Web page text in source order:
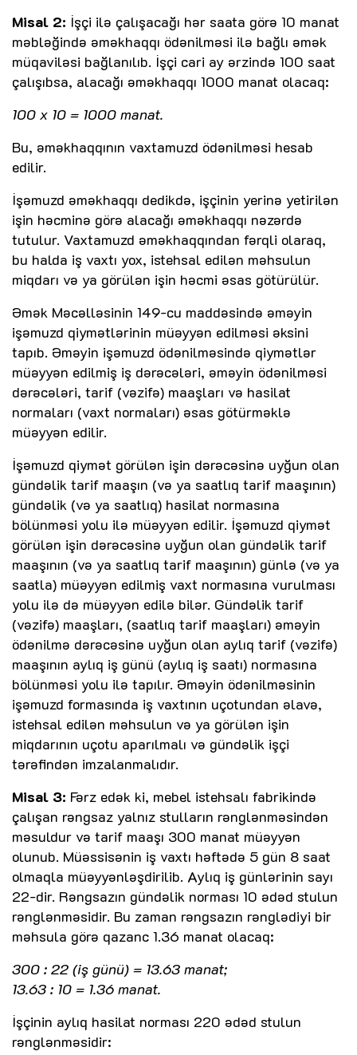
Misal 2: İşçi ilə çalışacağı hər saata görə 10 manat
məbləğində əməkhaqqı ödənilməsi ilə bağlı əmək
müqaviləsi bağlanılıb. İşçi cari ay ərzində 100 saat
çalışıbsa, alacağı əməkhaqqı 1000 manat olacaq:
100 x 10 = 1000 manat.
Bu, əməkhaqqının vaxtamuzd ödənilməsi hesab
edilir.
İşəmuzd əməkhaqqı dedikdə, işçinin yerinə yetirilən
işin həcminə görə alacağı əməkhaqqı nəzərdə
tutulur. Vaxtamuzd əməkhaqqından fərqli olaraq,
bu halda iş vaxtı yox, istehsal edilən məhsulun
miqdarı və ya görülən işin həcmi əsas götürülür.
Əmək Məcəlləsinin 149-cu maddəsində əməyin
işəmuzd qiymətlərinin müəyyən edilməsi əksini
tapıb. Əməyin işəmuzd ödənilməsində qiymətlər
müəyyən edilmiş iş dərəcələri, əməyin ödənilməsi
dərəcələri, tarif (vəzifə) maaşları və hasilat
normaları (vaxt normaları) əsas götürməklə
müəyyən edilir.
İşəmuzd qiymət görülən işin dərəcəsinə uyğun olan
gündəlik tarif maaşın (və ya saatlıq tarif maaşının)
gündəlik (və ya saatlıq) hasilat normasına
bölünməsi yolu ilə müəyyən edilir. İşəmuzd qiymət
görülən işin dərəcəsinə uyğun olan gündəlik tarif
maaşının (və ya saatlıq tarif maaşının) günlə (və ya
saatla) müəyyən edilmiş vaxt normasına vurulması
yolu ilə də müəyyən edilə bilər. Gündəlik tarif
(vəzifə) maaşları, (saatlıq tarif maaşları) əməyin
ödənilmə dərəcəsinə uyğun olan aylıq tarif (vəzifə)
maaşının aylıq iş günü (aylıq iş saatı) normasına
bölünməsi yolu ilə tapılır. Əməyin ödənilməsinin
işəmuzd formasında iş vaxtının uçotundan əlavə,
istehsal edilən məhsulun və ya görülən işin
miqdarının uçotu aparılmalı və gündəlik işçi
tərəfindən imzalanmalıdır.
Misal 3: Fərz edək ki, mebel istehsalı fabrikində
çalışan rəngsaz yalnız stulların rənglənməsindən
məsuldur və tarif maaşı 300 manat müəyyən
olunub. Müəssisənin iş vaxtı həftədə 5 gün 8 saat
olmaqla müəyyənləşdirilib. Aylıq iş günlərinin sayı
22-dir. Rəngsazın gündəlik norması 10 ədəd stulun
rənglənməsidir. Bu zaman rəngsazın rənglədiyi bir
məhsula görə qazanc 1.36 manat olacaq:
300 : 22 (iş günü) = 13.63 manat;
13.63 : 10 = 1.36 manat.
İşçinin aylıq hasilat norması 220 ədəd stulun
rənglənməsidir: